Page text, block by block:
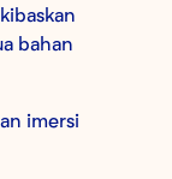
bahan
imersi